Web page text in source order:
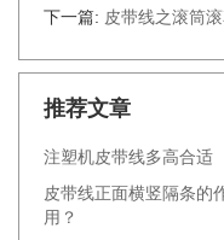
下一篇: 皮带线之滚筒
推荐文章
注塑机皮带线多高合适
皮带线正面横竖隔条的
用？